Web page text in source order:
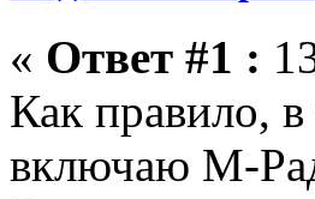
« Ответ #1 :
Как правило,
включаю М-